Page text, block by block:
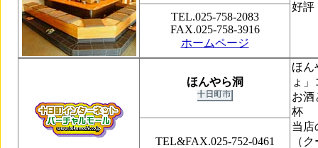
好評
TEL.025-758-2083
FAX.025-758-3916
ホームページ
ほんやら洞
ほん
ょ
お
杯
当店
（
TEL&FAX.025-752-0461